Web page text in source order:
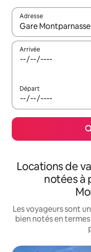
Adresse
Lorsque les résultats
Arrivée
Départ
Locations de
notées à
Les voyageurs sont
bien notés en